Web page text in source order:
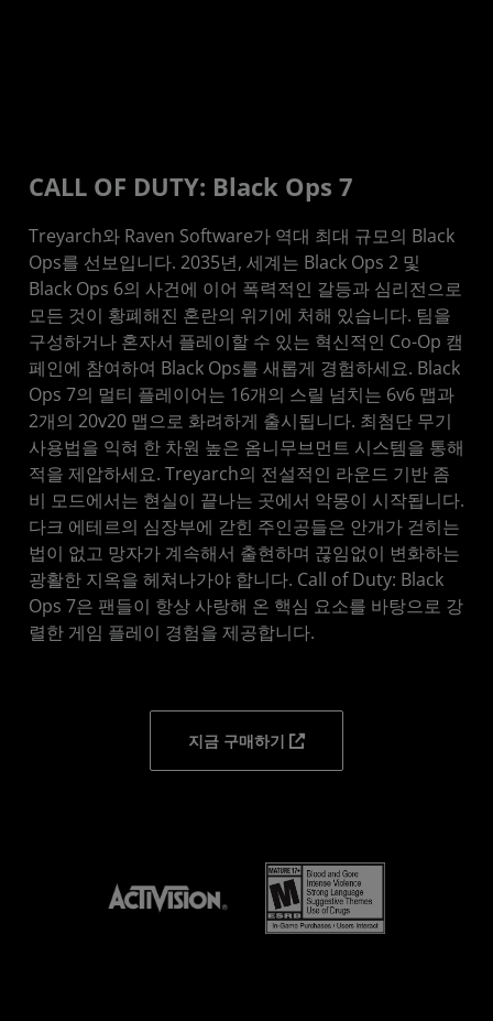
CALL OF DUTY: Black Ops 7
Treyarch와 Raven Software가 역대 최대 규모의 Black
Ops를 선보입니다. 2035년, 세계는 Black Ops 2 및
Black Ops 6의 사건에 이어 폭력적인 갈등과 심리전으로
모든 것이 황폐해진 혼란의 위기에 처해 있습니다. 팀을
구성하거나 혼자서 플레이할 수 있는 혁신적인 Co-Op 캠
페인에 참여하여 Black Ops를 새롭게 경험하세요. Black
Ops 7의 멀티 플레이어는 16개의 스릴 넘치는 6v6 맵과
2개의 20v20 맵으로 화려하게 출시됩니다. 최첨단 무기
사용법을 익혀 한 차원 높은 옴니무브먼트 시스템을 통해
적을 제압하세요. Treyarch의 전설적인 라운드 기반 좀
비 모드에서는 현실이 끝나는 곳에서 악몽이 시작됩니다.
다크 에테르의 심장부에 갇힌 주인공들은 안개가 걷히는
법이 없고 망자가 계속해서 출현하며 끊임없이 변화하는
광활한 지옥을 헤쳐나가야 합니다. Call of Duty: Black
Ops 7은 팬들이 항상 사랑해 온 핵심 요소를 바탕으로 강
렬한 게임 플레이 경험을 제공합니다.
지금 구매하기